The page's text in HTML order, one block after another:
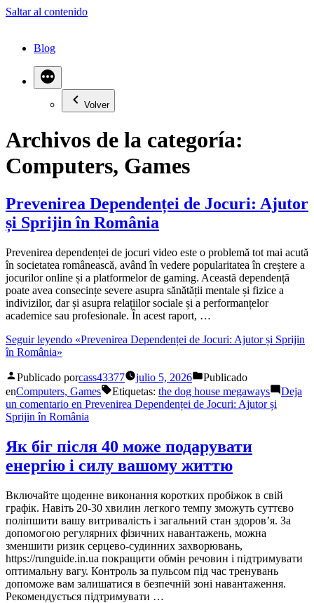
Saltar al contenido
Blog
Volver
Archivos de la categoría:
Computers, Games
Prevenirea Dependenței de Jocuri: Ajutor
și Sprijin în România
Prevenirea dependenței de jocuri video este o problemă tot mai acută
în societatea românească, având în vedere popularitatea în creștere a
jocurilor online și a platformelor de gaming. Această dependență
poate avea consecințe severe asupra sănătății mentale și fizice a
indivizilor, dar și asupra relațiilor sociale și a performanțelor
academice sau profesionale. În acest raport, …
Seguir leyendo «Prevenirea Dependenței de Jocuri: Ajutor și Sprijin
în România»
Publicado porcass43377 julio 5, 2026
Publicado
enComputers, Games Etiquetas: the dog house megaways
Deja
un comentario en Prevenirea Dependenței de Jocuri: Ajutor și
Sprijin în România
Як біг після 40 може подарувати
енергію і силу вашому життю
Включайте щоденне виконання коротких пробіжок в свій
графік. Навіть 20-30 хвилин легкого темпу зможуть суттєво
поліпшити вашу витривалість і загальний стан здоров’я. За
допомогою регулярних фізичних навантажень, можна
зменшити ризик серцево-судинних захворювань,
https://runguide.in.ua покращити обмін речовин і підтримувати
оптимальну вагу. Контроль за пульсом під час тренувань
допоможе вам залишатися в безпечній зоні навантаження.
Рекомендується підтримувати …